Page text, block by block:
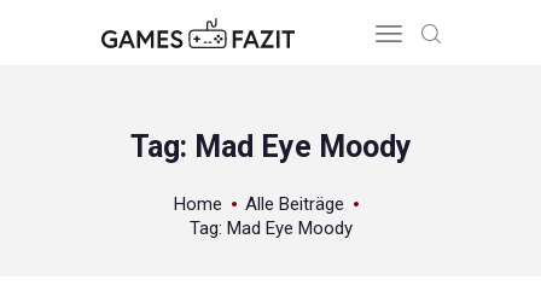
Tag: Mad Eye Moody
Home
Alle Beiträge
Tag: Mad Eye Moody
REVIEWS